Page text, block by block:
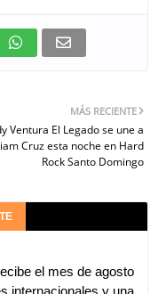
MÁS RECIENTE
Ventura El Legado se une a
Cruz esta noche en Hard
Rock Santo Domingo
el mes de agosto
internacionales y una